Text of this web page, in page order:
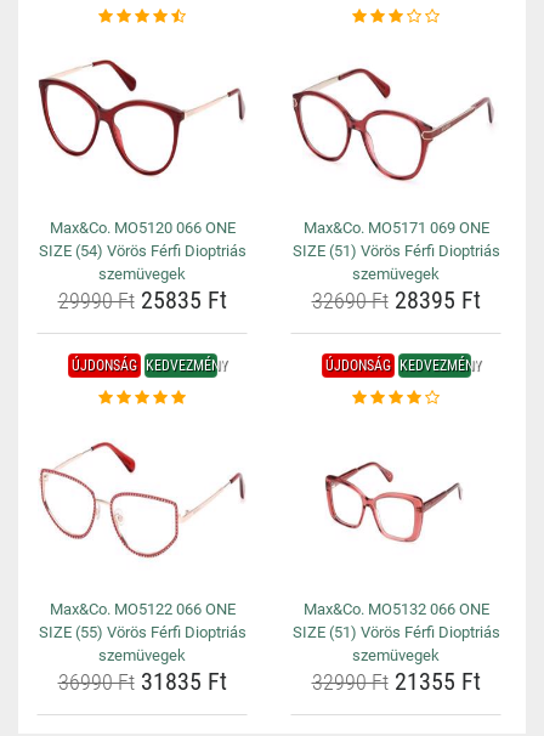
Max&Co. MO5120 066 ONE
SIZE (54) Vörös Férfi Dioptriás
szemüvegek
29990 Ft25835 Ft
Max&Co. MO5171 069 ONE
SIZE (51) Vörös Férfi Dioptriás
szemüvegek
32690 Ft28395 Ft
ÚJDONSÁG KEDVEZMÉNY
Max&Co. MO5122 066 ONE
SIZE (55) Vörös Férfi Dioptriás
szemüvegek
36990 Ft31835 Ft
ÚJDONSÁG KEDVEZMÉNY
Max&Co. MO5132 066 ONE
SIZE (51) Vörös Férfi Dioptriás
szemüvegek
32990 Ft21355 Ft